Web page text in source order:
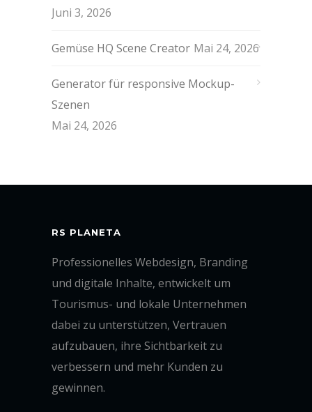
Juni 3, 2026
Gemüse HQ Scene Creator Mai 24, 2026
Generator für responsive Mockup-
Szenen
Mai 24, 2026
RS PLANETA
Professionelles Webdesign, Branding
und digitale Inhalte, entwickelt um
Tourismus- und lokale Unternehmen
dabei zu unterstützen, Vertrauen
aufzubauen, ihre Sichtbarkeit zu
verbessern und mehr Kunden zu
gewinnen.